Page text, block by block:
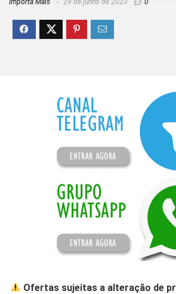
Importa Mais 29 de junho de 2023 0
Ofertas sujeitas a alteração de